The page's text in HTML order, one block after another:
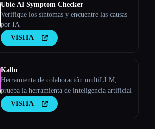
Ubie AI Symptom Checker
Verifique los síntomas y encuentre las causas
por IA
VISITA
Kallo
Herramienta de colaboración multiLLM,
prueba la herramienta de inteligencia artificial
VISITA